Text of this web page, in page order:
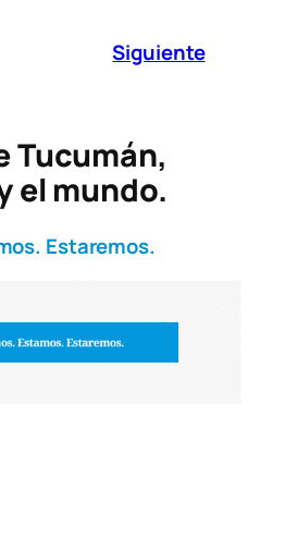
Siguiente
Tucumán,
el mundo.
Estaremos.